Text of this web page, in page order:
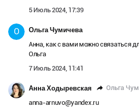
5 Июль 2024, 17:39
О Ольга Чумичева
Анна, как с вами можно связаться
Ольга
7 Июль 2024, 11:41
Анна Ходыревская Ольга
anna-arnuvo@yandex.ru